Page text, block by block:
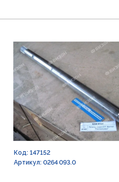
Код: 147152
Артикул: 0264 093.0